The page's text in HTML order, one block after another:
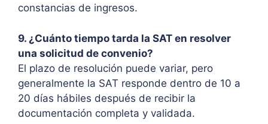
constancias de ingresos.
9. ¿Cuánto tiempo tarda la SAT en resolver
una solicitud de convenio?
El plazo de resolución puede variar, pero
generalmente la SAT responde dentro de 10 a
20 días hábiles después de recibir la
documentación completa y validada.